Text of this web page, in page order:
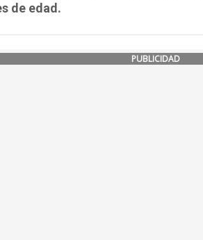
de edad.
PUBLICIDAD